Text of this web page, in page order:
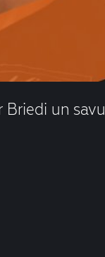
Briedi un savu